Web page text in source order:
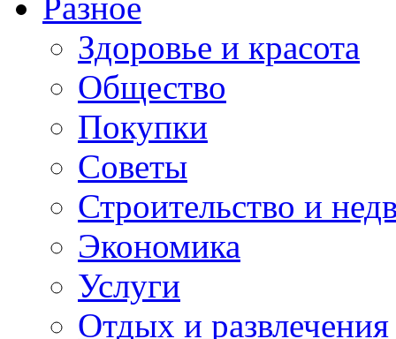
Разное
Здоровье и красота
Общество
Покупки
Советы
Строительство и
Экономика
Услуги
Отдых и развлечения